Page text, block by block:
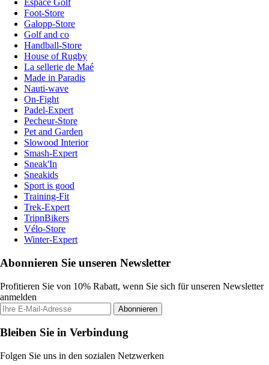
Espace Golf
Foot-Store
Galopp-Store
Golf and co
Handball-Store
House of Rugby
La sellerie de Maé
Made in Paradis
Nauti-wave
On-Fight
Padel-Expert
Pecheur-Store
Pet and Garden
Slowood Interior
Smash-Expert
Sneak'In
Sneakids
Sport is good
Training-Fit
Trek-Expert
TripnBikers
Vélo-Store
Winter-Expert
Abonnieren Sie unseren Newsletter
Profitieren Sie von 10% Rabatt, wenn Sie sich für unseren Newsletter
anmelden
Abonnieren
Bleiben Sie in Verbindung
Folgen Sie uns in den sozialen Netzwerken